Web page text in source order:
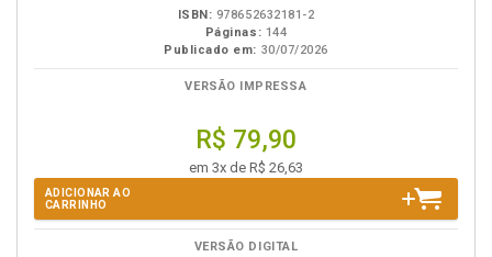
ISBN: 978652632181-2
Páginas: 144
Publicado em: 30/07/2026
VERSÃO IMPRESSA
R$ 79,90
em 3x de R$ 26,63
ADICIONAR AO
CARRINHO
VERSÃO DIGITAL